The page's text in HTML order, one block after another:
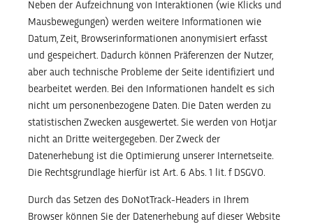
Neben der Aufzeichnung von Interaktionen (wie Klicks und
Mausbewegungen) werden weitere Informationen wie
Datum, Zeit, Browserinformationen anonymisiert erfasst
und gespeichert. Dadurch können Präferenzen der Nutzer,
aber auch technische Probleme der Seite identifiziert und
bearbeitet werden. Bei den Informationen handelt es sich
nicht um personenbezogene Daten. Die Daten werden zu
statistischen Zwecken ausgewertet. Sie werden von Hotjar
nicht an Dritte weitergegeben. Der Zweck der
Datenerhebung ist die Optimierung unserer Internetseite.
Die Rechtsgrundlage hierfür ist Art. 6 Abs. 1 lit. f DSGVO.
Durch das Setzen des DoNotTrack-Headers in Ihrem
Browser können Sie der Datenerhebung auf dieser Website